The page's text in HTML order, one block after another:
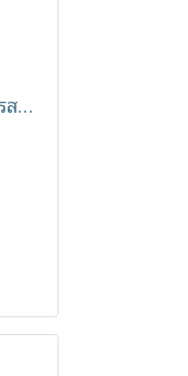
BEABA ชุดเซตทานอาหารสแตนเลส 3 ชิ้น จาน ชาม ถ้วยน้ำ พร้อมปลอกซิลิโคน